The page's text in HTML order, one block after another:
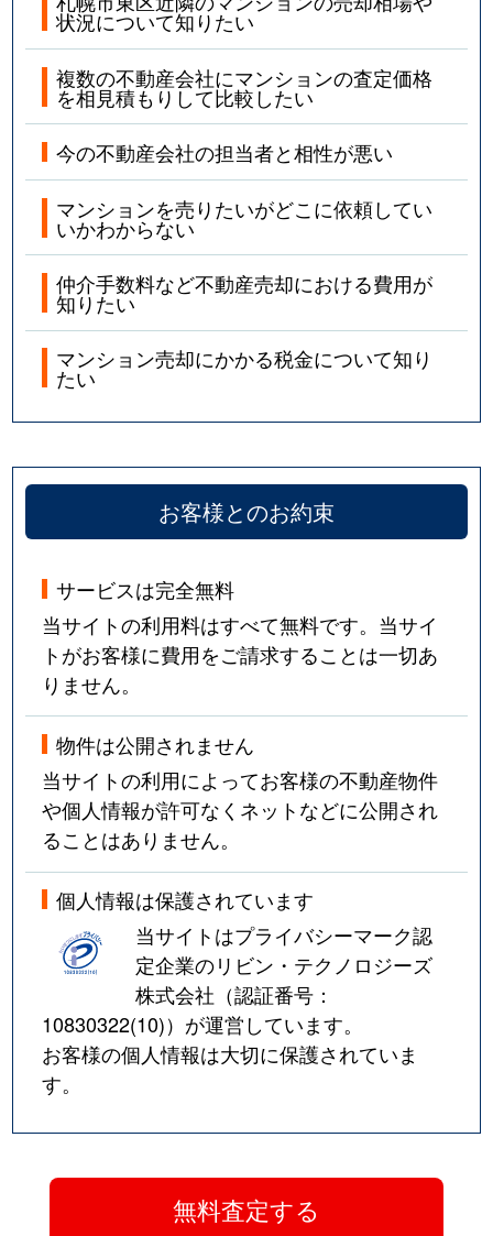
状況について知りたい
複数の不動産会社にマンションの査定価格
を相見積もりして比較したい
今の不動産会社の担当者と相性が悪い
マンションを売りたいがどこに依頼してい
いかわからない
仲介手数料など不動産売却における費用が
知りたい
マンション売却にかかる税金について知り
たい
お客様とのお約束
サービスは完全無料
当サイトの利用料はすべて無料です。当サイ
トがお客様に費用をご請求することは一切あ
りません。
物件は公開されません
当サイトの利用によってお客様の不動産物件
や個人情報が許可なくネットなどに公開され
ることはありません。
個人情報は保護されています
当サイトはプライバシーマーク認
定企業のリビン・テクノロジーズ
株式会社（認証番号：
10830322(10)）が運営しています。
お客様の個人情報は大切に保護されていま
す。